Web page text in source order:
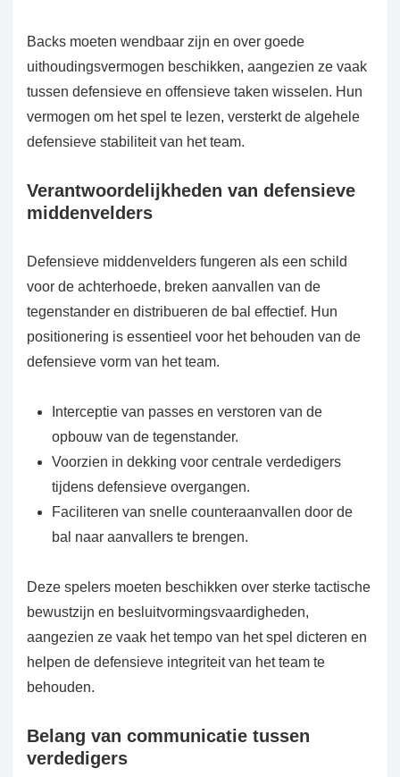
Backs moeten wendbaar zijn en over goede
uithoudingsvermogen beschikken, aangezien ze vaak
tussen defensieve en offensieve taken wisselen. Hun
vermogen om het spel te lezen, versterkt de algehele
defensieve stabiliteit van het team.
Verantwoordelijkheden van defensieve
middenvelders
Defensieve middenvelders fungeren als een schild
voor de achterhoede, breken aanvallen van de
tegenstander en distribueren de bal effectief. Hun
positionering is essentieel voor het behouden van de
defensieve vorm van het team.
Interceptie van passes en verstoren van de
opbouw van de tegenstander.
Voorzien in dekking voor centrale verdedigers
tijdens defensieve overgangen.
Faciliteren van snelle counteraanvallen door de
bal naar aanvallers te brengen.
Deze spelers moeten beschikken over sterke tactische
bewustzijn en besluitvormingsvaardigheden,
aangezien ze vaak het tempo van het spel dicteren en
helpen de defensieve integriteit van het team te
behouden.
Belang van communicatie tussen
verdedigers